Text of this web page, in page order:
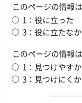
このページの情報
1：役に立った
3：役に立たな
このページの情報
1：見つけやす
3：見つけにく